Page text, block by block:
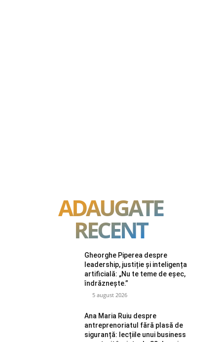
ADAUGATE
RECENT
Gheorghe Piperea despre
leadership, justiție și inteligența
artificială: „Nu te teme de eșec,
îndrăznește.”
5 august 2026
Ana Maria Ruiu despre
antreprenoriatul fără plasă de
siguranță: lecțiile unui business